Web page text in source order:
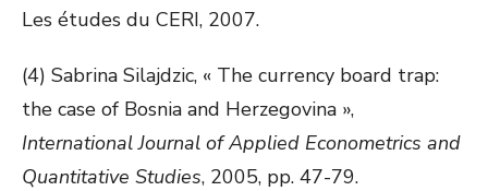
Les études du CERI, 2007.
(4) Sabrina Silajdzic, « The currency board trap:
the case of Bosnia and Herzegovina »,
International Journal of Applied Econometrics and
Quantitative Studies, 2005, pp. 47-79.